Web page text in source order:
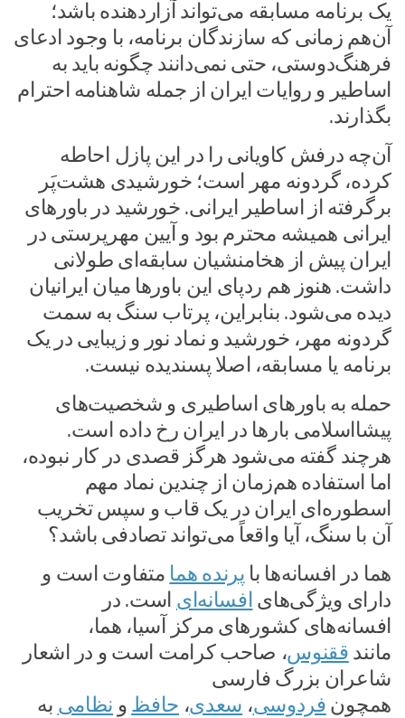
یک برنامه مسابقه می‌تواند آزاردهنده باشد؛
آن‌هم زمانی که سازندگان برنامه، با وجود ادعای
فرهنگ‌دوستی، حتی نمی‌دانند چگونه باید به
اساطیر و روایات ایران از جمله شاهنامه احترام
بگذارند.
آن‌چه درفش کاویانی را در این پازل احاطه
کرده، گردونه مهر است؛ خورشیدی هشت‌پَر
برگرفته از اساطیر ایرانی. خورشید در باورهای
ایرانی همیشه محترم بود و آیین مهرپرستی در
ایران پیش از هخامنشیان سابقه‌ای طولانی
داشت. هنوز هم ردپای این باورها میان ایرانیان
دیده می‌شود. بنابراین، پرتاب سنگ به سمت
گردونه مهر، خورشید و نماد نور و زیبایی در یک
برنامه یا مسابقه، اصلا پسندیده نیست.
حمله به باورهای اساطیری و شخصیت‌های
پیشااسلامی بارها در ایران رخ داده است.
هرچند گفته می‌شود هرگز قصدی در کار نبوده،
اما استفاده هم‌زمان از چندین نماد مهم
اسطوره‌ای ایران در یک قاب و سپس تخریب
آن با سنگ، آیا واقعاً می‌تواند تصادفی باشد؟
هما در افسانه‌ها با پرنده هما متفاوت است و
دارای ویژگی‌های افسانه‌ای است. در
افسانه‌های کشورهای مرکز آسیا، هما،
مانند ققنوس، صاحب کرامت است و در اشعار
شاعران بزرگ فارسی
همچون فردوسی، سعدی، حافظ و نظامی به